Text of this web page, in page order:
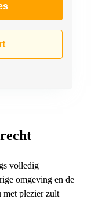
volledig
omgeving en de
met plezier zult